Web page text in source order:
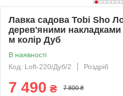
Лавка садова Tobi Sho
дерев'яними накладками
м колір Дуб
В наявності
Код: Loft-220/Дуб/2
Роздріб
7 490 ₴ 7 800 ₴